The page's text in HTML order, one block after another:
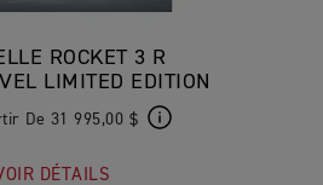
ROCKET 3 R
LIMITED EDITION
De 31 995,00 $
DÉTAILS